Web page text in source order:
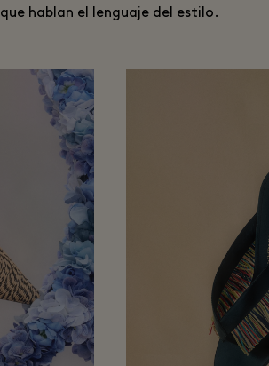
que hablan el lenguaje del estilo.